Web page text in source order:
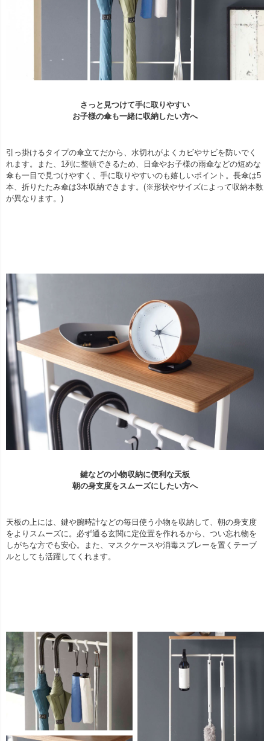
さっと見つけて手に取りやすい
お子様の傘も一緒に収納したい方へ
引っ掛けるタイプの傘立てだから、水切れがよくカビやサビを防いでく
れます。また、1列に整頓できるため、日傘やお子様の雨傘などの短めな
傘も一目で見つけやすく、手に取りやすいのも嬉しいポイント。長傘は5
本、折りたたみ傘は3本収納できます。(※形状やサイズによって収納本数
が異なります。)
鍵などの小物収納に便利な天板
朝の身支度をスムーズにしたい方へ
天板の上には、鍵や腕時計などの毎日使う小物を収納して、朝の身支度
をよりスムーズに。必ず通る玄関に定位置を作れるから、つい忘れ物を
しがちな方でも安心。また、マスクケースや消毒スプレーを置くテーブ
ルとしても活躍してくれます。